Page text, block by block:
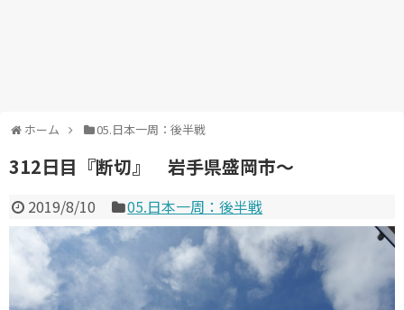
ホーム 05.日本一周：後半戦
312日目『断切』 岩手県盛岡市～
2019/8/10 05.日本一周：後半戦